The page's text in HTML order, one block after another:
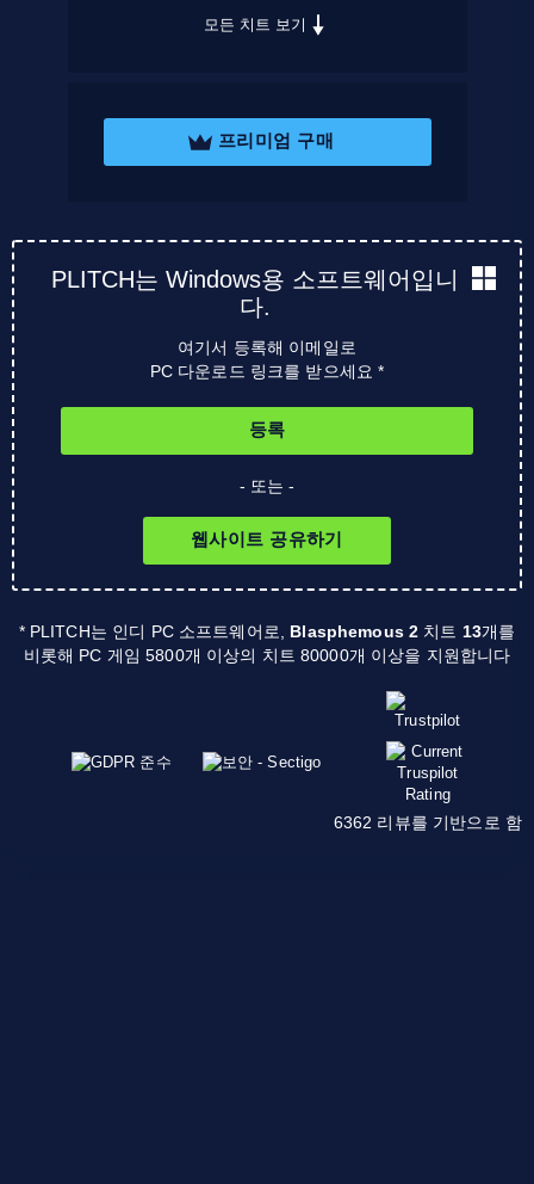
모든 치트 보기
프리미엄 구매
PLITCH는 Windows용 소프트웨어입니
다.
여기서 등록해 이메일로
PC 다운로드 링크를 받으세요 *
등록
- 또는 -
웹사이트 공유하기
* PLITCH는 인디 PC 소프트웨어로, Blasphemous 2 치트 13개를
비롯해 PC 게임 5800개 이상의 치트 80000개 이상을 지원합니다
6362 리뷰를 기반으로 함